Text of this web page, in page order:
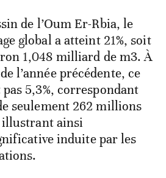
de l’Oum Er-Rbia, le
global a atteint 21%, soit
1,048 milliard de m3. À
l’année précédente, ce
5,3%, correspondant
seulement 262 millions
illustrant ainsi
induite par les